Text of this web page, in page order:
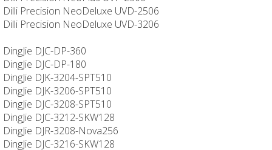
Dilli Precision NeoDeluxe UVD-2506
Dilli Precision NeoDeluxe UVD-3206
DingJie DJC-DP-360
DingJie DJC-DP-180
DingJie DJK-3204-SPT510
DingJie DJK-3206-SPT510
DingJie DJC-3208-SPT510
DingJie DJC-3212-SKW128
DingJie DJR-3208-Nova256
DingJie DJC-3216-SKW128